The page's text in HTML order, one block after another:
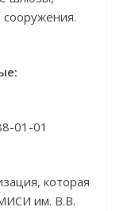
01-01
которая
им. В.В.